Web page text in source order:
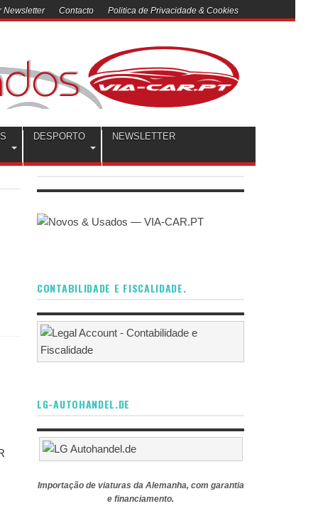
Newsletter Contacto Politica de Privacidade & Cookies
DESPORTO NEWSLETTER
CONTABILIDADE E FISCALIDADE.
LG-AUTOHANDEL.DE
Importação de viaturas da Alemanha, com garantia
e financiamento.